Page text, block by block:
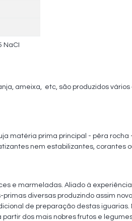
NaCI
ameixa,  etc, são produzidos
matéria prima principal - pêra rocha
nem estabilizantes, corantes
e marmeladas. Aliado à
diversas produzindo assim
de preparação destas iguarias.
dos mais nobres frutos e